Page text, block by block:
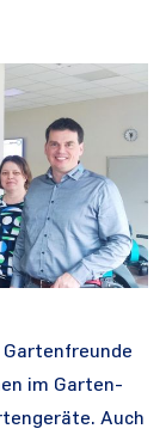
Gartenfreunde
im Garten-
Auch